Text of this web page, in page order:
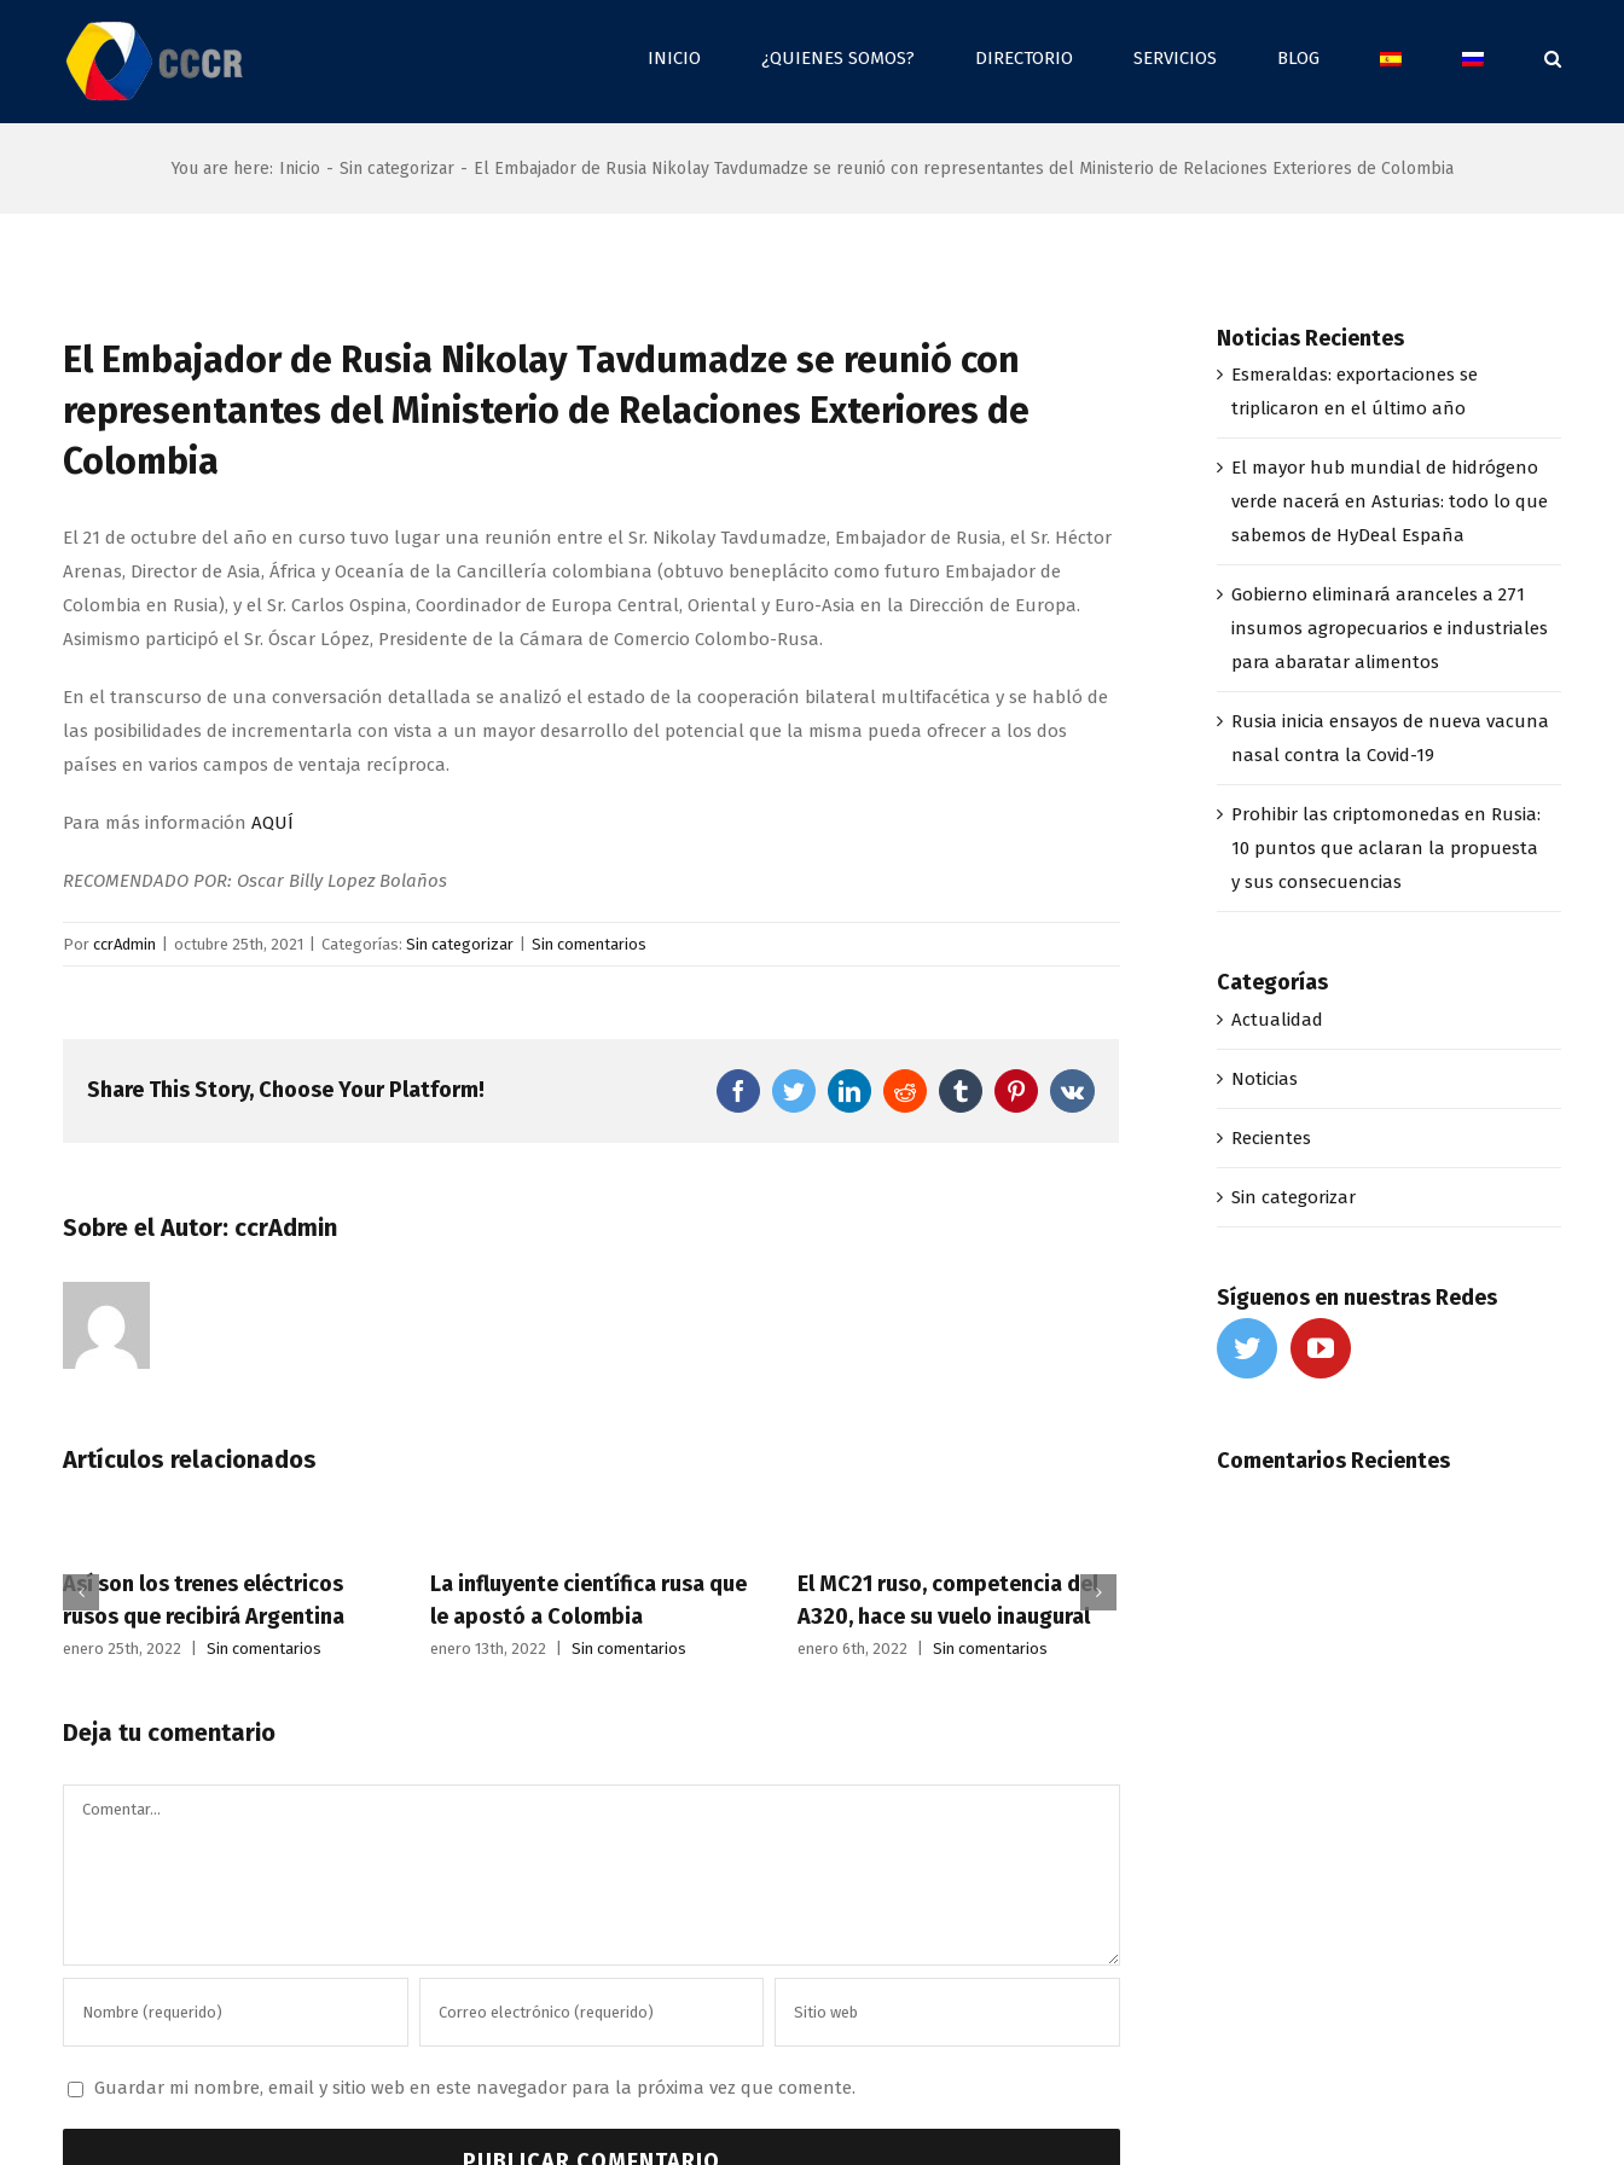
contenido
INICIO ¿QUIENES SOMOS? DIRECTORIO SERVICIOS BLOG
You are here: Inicio - Sin categorizar - El Embajador de Rusia Nikolay Tavdumadze se reunió con representantes del Ministerio de Relaciones Exteriores de Colombia
imagen
grande
El Embajador de Rusia Nikolay Tavdumadze se reunió con
representantes del Ministerio de Relaciones Exteriores de
Colombia
El 21 de octubre del año en curso tuvo lugar una reunión entre el Sr. Nikolay Tavdumadze, Embajador de Rusia, el Sr. Héctor
Arenas, Director de Asia, África y Oceanía de la Cancillería colombiana (obtuvo beneplácito como futuro Embajador de
Colombia en Rusia), y el Sr. Carlos Ospina, Coordinador de Europa Central, Oriental y Euro-Asia en la Dirección de Europa.
Asimismo participó el Sr. Óscar López, Presidente de la Cámara de Comercio Colombo-Rusa.
En el transcurso de una conversación detallada se analizó el estado de la cooperación bilateral multifacética y se habló de
las posibilidades de incrementarla con vista a un mayor desarrollo del potencial que la misma pueda ofrecer a los dos
países en varios campos de ventaja recíproca.
Para más información AQUÍ
RECOMENDADO POR: Oscar Billy Lopez Bolaños
Por ccrAdmin octubre 25th, 2021 Categorías: Sin categorizar Sin comentarios
Share This Story, Choose Your Platform! FacebookTwitterLinkedInReddit Tumblr Pinterest
Vk
Sobre el Autor: ccrAdmin
Artículos relacionados
Así son los trenes eléctricos
rusos que recibirá Argentina
enero 25th, 2022 Sin comentarios
La influyente científica rusa que
le apostó a Colombia
enero 13th, 2022 Sin comentarios
El MC21 ruso, competencia del
A320, hace su vuelo inaugural
enero 6th, 2022 Sin comentarios
Deja tu comentario
Comentar
Guardar mi nombre, email y sitio web en este navegador para la próxima vez que comente.
Noticias Recientes
Esmeraldas: exportaciones se
triplicaron en el último año
El mayor hub mundial de hidrógeno
verde nacerá en Asturias: todo lo que
sabemos de HyDeal España
Gobierno eliminará aranceles a 271
insumos agropecuarios e industriales
para abaratar alimentos
Rusia inicia ensayos de nueva vacuna
nasal contra la Covid-19
Prohibir las criptomonedas en Rusia:
10 puntos que aclaran la propuesta
y sus consecuencias
Categorías
Actualidad
Noticias
Recientes
Sin categorizar
Síguenos en nuestras Redes
Comentarios Recientes